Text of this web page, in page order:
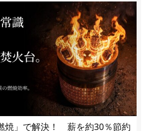
焼」で解決！ 薪を約30％節約